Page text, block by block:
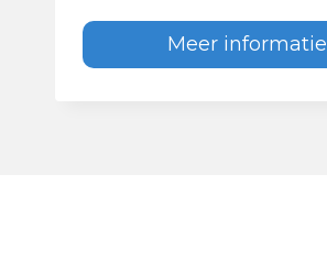
Meer informatie